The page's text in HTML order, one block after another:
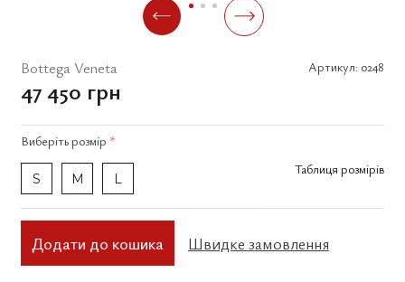
Bottega Veneta Артикул: 0248
47 450 грн
Виберіть розмір *
S M L
Таблиця розмірів
Додати до кошика Швидке замовлення